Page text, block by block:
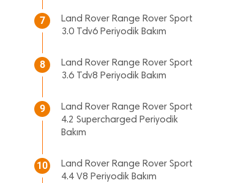
7
Land Rover Range Rover Sport
3.0 Tdv6 Periyodik Bakım
8
Land Rover Range Rover Sport
3.6 Tdv8 Periyodik Bakım
9
Land Rover Range Rover Sport
4.2 Supercharged Periyodik
Bakım
10
Land Rover Range Rover Sport
4.4 V8 Periyodik Bakım